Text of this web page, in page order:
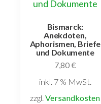
Bismarck:
Anekdoten,
Aphorismen, Briefe
und Dokumente
7,80€
inkl. 7 % MwSt.
zzgl.Versandkosten